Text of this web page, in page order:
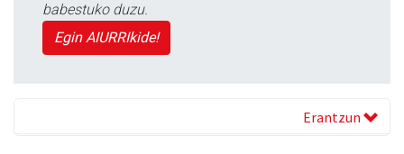
babestuko duzu.
Egin AIURRIkide!
Erantzun